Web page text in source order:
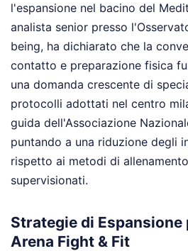
l'espansione nel bacino del
analista senior presso
being, ha dichiarato che la
contatto e preparazione fisica
una domanda crescente di
protocolli adottati nel centro
guida dell'Associazione
puntando a una riduzione degli
rispetto ai metodi di
supervisionati.
Strategie di Espansione
Arena Fight & Fit